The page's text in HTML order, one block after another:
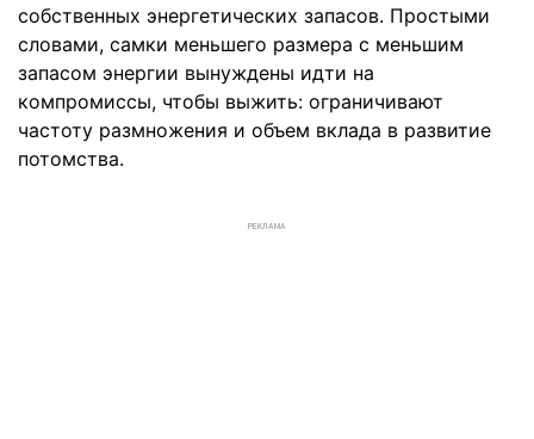
собственных энергетических запасов. Простыми
словами, самки меньшего размера с меньшим
запасом энергии вынуждены идти на
компромиссы, чтобы выжить: ограничивают
частоту размножения и объем вклада в развитие
потомства.
РЕКЛАМА